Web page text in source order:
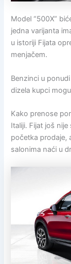
Model “500X”
jedna varijanta
u istoriji Fijata
menjačem.
Benzinci u
dizela kupci
Kako prenose
Italiji. Fijat još
početka prodaje,
salonima naći u